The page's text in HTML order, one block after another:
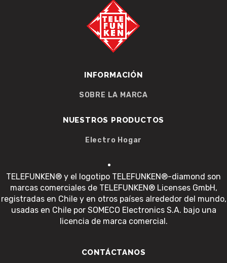
INFORMACIÓN
SOBRE LA MARCA
NUESTROS PRODUCTOS
Electro Hogar
TELEFUNKEN® y el logotipo TELEFUNKEN®-diamond son
marcas comerciales de TELEFUNKEN® Licenses GmbH,
registradas en Chile y en otros países alrededor del mundo,
usadas en Chile por SOMECO Electronics S.A. bajo una
licencia de marca comercial.
CONTÁCTANOS